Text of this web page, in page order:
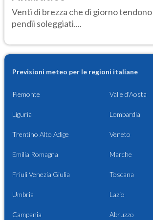
Venti di brezza che di giorno tendono
pendii soleggiati....
Previsioni meteo per le regioni italiane
Piemonte Valle d'Aosta
Liguria Lombardia
Trentino Alto Adige Veneto
Emilia Romagna Marche
Friuli Venezia Giulia Toscana
Umbria Lazio
Campania Abruzzo